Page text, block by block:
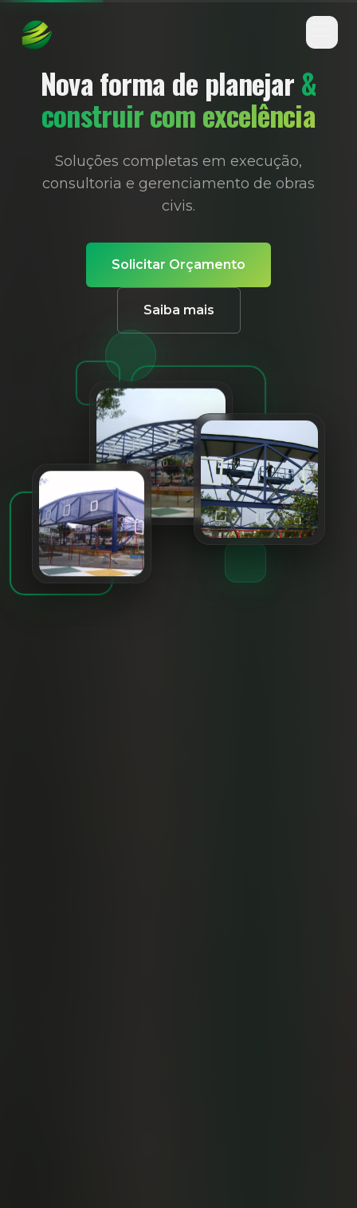
Nova forma de planejar&
construir com excelência
Soluções completas em execução,
consultoria e gerenciamento de obras
civis.
Solicitar Orçamento
Saiba mais
×
×